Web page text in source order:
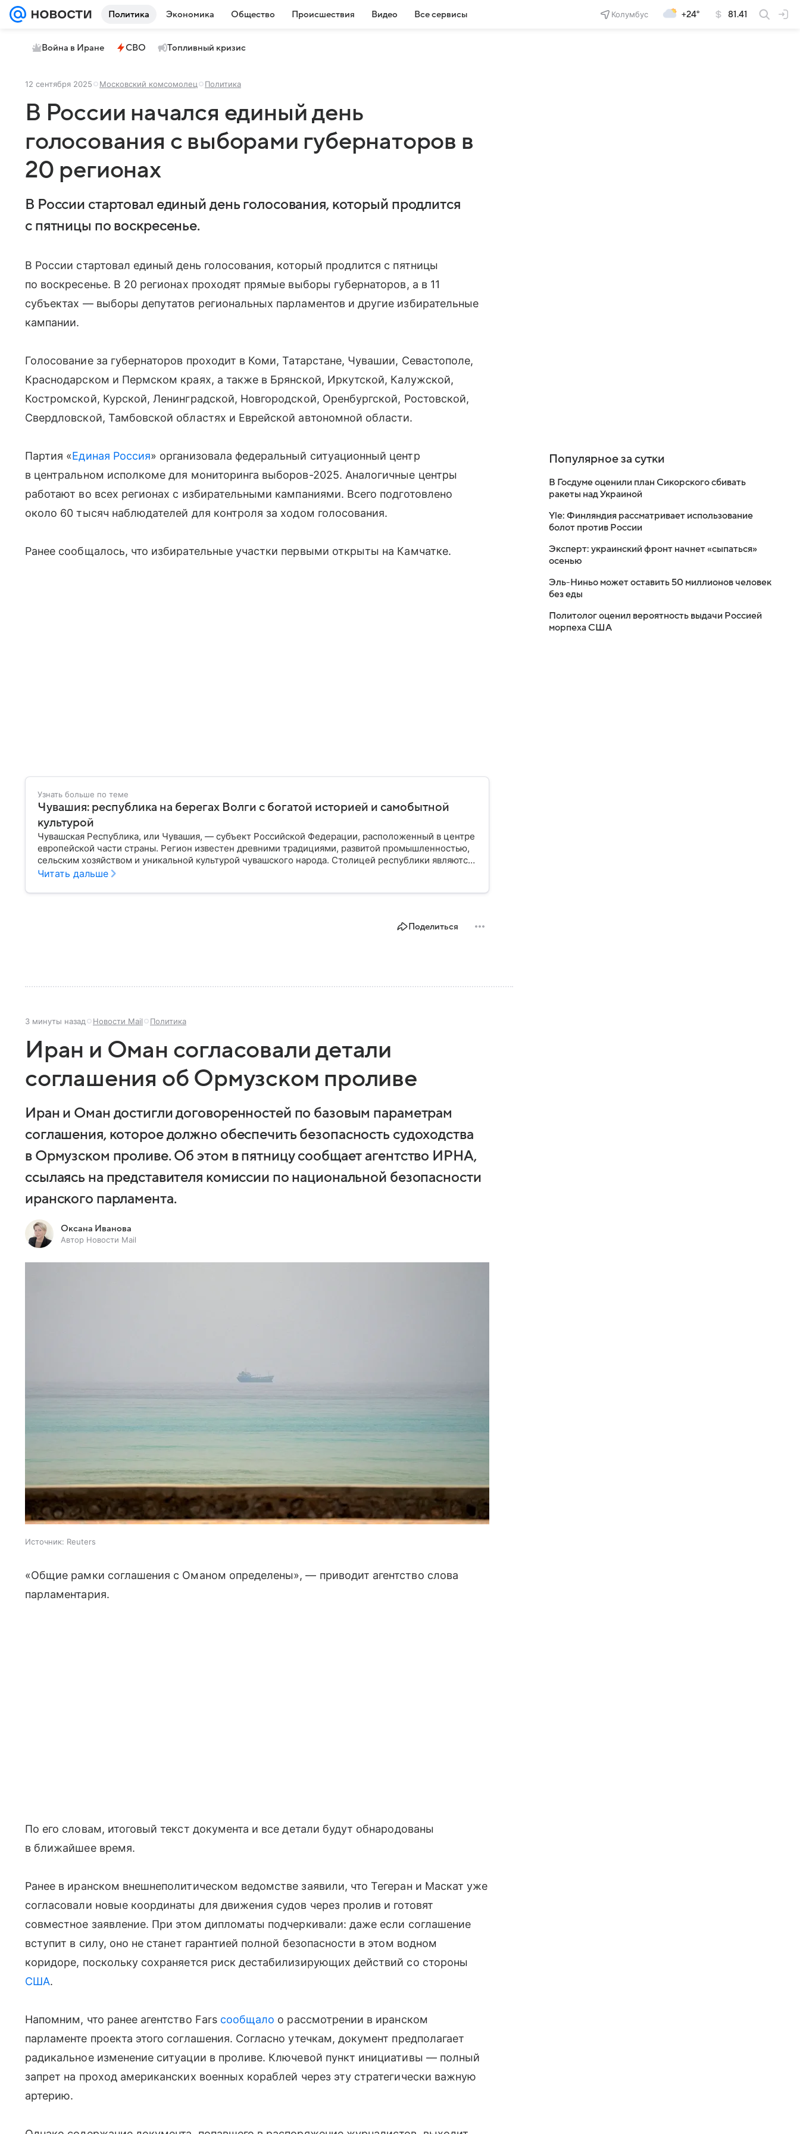
Политика Экономика Общество Происшествия Видео Все сервисы Колумбус +24° 81.41
Война в Иране СВО Топливный кризис
12 сентября 2025 Московский комсомолец Политика
В России начался единый день
голосования с выборами губернаторов в
20 регионах
В России стартовал единый день голосования, который продлится
с пятницы по воскресенье.
В России стартовал единый день голосования, который продлится с пятницы
по воскресенье. В 20 регионах проходят прямые выборы губернаторов, а в 11
субъектах — выборы депутатов региональных парламентов и другие избирательные
кампании.
Голосование за губернаторов проходит в Коми, Татарстане, Чувашии, Севастополе,
Краснодарском и Пермском краях, а также в Брянской, Иркутской, Калужской,
Костромской, Курской, Ленинградской, Новгородской, Оренбургской, Ростовской,
Свердловской, Тамбовской областях и Еврейской автономной области.
Партия «Единая Россия» организовала федеральный ситуационный центр
в центральном исполкоме для мониторинга выборов-2025. Аналогичные центры
работают во всех регионах с избирательными кампаниями. Всего подготовлено
около 60 тысяч наблюдателей для контроля за ходом голосования.
Ранее сообщалось, что избирательные участки первыми открыты на Камчатке.
Узнать больше по теме
Чувашия: республика на берегах Волги с богатой историей и самобытной
культурой
Чувашская Республика, или Чувашия, — субъект Российской Федерации, расположенный в центре
европейской части страны. Регион известен древними традициями, развитой промышленностью,
сельским хозяйством и уникальной культурой чувашского народа. Столицей республики являются
Чебоксары — один из крупнейших городов Поволжья. Собрали все самое главное.
Читать дальше
Поделиться
3 минуты назад Новости Mail Политика
Иран и Оман согласовали детали
соглашения об Ормузском проливе
Иран и Оман достигли договоренностей по базовым параметрам
соглашения, которое должно обеспечить безопасность судоходства
в Ормузском проливе. Об этом в пятницу сообщает агентство ИРНА,
ссылаясь на представителя комиссии по национальной безопасности
иранского парламента.
Оксана Иванова
Автор Новости Mail
Источник: Reuters
«Общие рамки соглашения с Оманом определены», — приводит агентство слова
парламентария.
По его словам, итоговый текст документа и все детали будут обнародованы
в ближайшее время.
Ранее в иранском внешнеполитическом ведомстве заявили, что Тегеран и Маскат уже
согласовали новые координаты для движения судов через пролив и готовят
совместное заявление. При этом дипломаты подчеркивали: даже если соглашение
вступит в силу, оно не станет гарантией полной безопасности в этом водном
коридоре, поскольку сохраняется риск дестабилизирующих действий со стороны
США.
Напомним, что ранее агентство Fars сообщало о рассмотрении в иранском
парламенте проекта этого соглашения. Согласно утечкам, документ предполагает
радикальное изменение ситуации в проливе. Ключевой пункт инициативы — полный
запрет на проход американских военных кораблей через эту стратегически важную
артерию.
Популярное за сутки
В Госдуме оценили план Сикорского сбивать
ракеты над Украиной
Yle: Финляндия рассматривает использование
болот против России
Эксперт: украинский фронт начнет «сыпаться»
осенью
Эль-Ниньо может оставить 50 миллионов человек
без еды
Политолог оценил вероятность выдачи Россией
морпеха США